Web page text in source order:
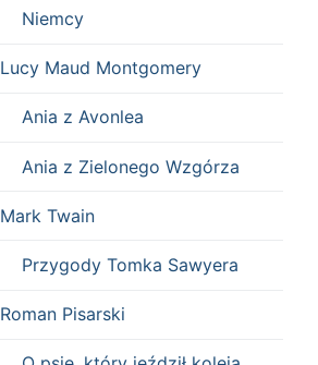
Niemcy
Lucy Maud Montgomery
Ania z Avonlea
Ania z Zielonego Wzgórza
Mark Twain
Przygody Tomka Sawyera
Roman Pisarski